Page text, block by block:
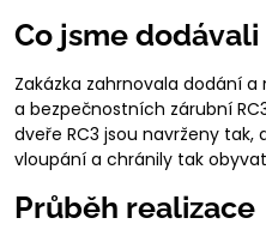
Co jsme dodávali
Zakázka zahrnovala dodání
a bezpečnostních zárubní
dveře RC3 jsou navrženy
vloupání a chránily tak
Průběh realizace